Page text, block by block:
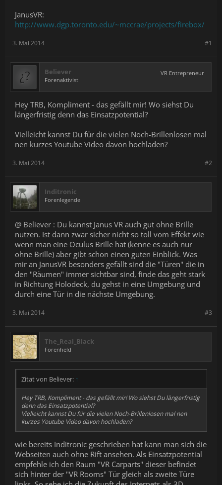
JanusVR:
http://www.dgp.toronto.edu/~mccrae/projects/firebox/
#1
3. Mai 2014
Believer
Forenaktivist
VR Entrepreneur
Hey TRB, Kompliment - das gefällt mir! Wo siehst Du
längerfristig denn das Einsatzpotential?
Vielleicht kannst Du für die vielen Noch-Brillenlosen mal
nen kurzes Youtube Video davon hochladen?
#2
3. Mai 2014
Inditronic
Forenlegende
@ Believer : Du kannst Janus VR auch gut ohne Brille
nutzen. Ist dann zwar sicher nicht so toll vom Effekt wie
wenn man eine Oculus Brille hat (kenne es auch nur
ohne Brille) aber gibt schon einen guten Einblick. Was
mir an JanusVR besonders gefällt sind die "Türen" die in
den "Räumen" immer sichtbar sind, finde das geht stark
in Richtung Holodeck, du gehst in eine Umgebung und
durch eine Tür in die nächste Umgebung.
#3
3. Mai 2014
The_Real_Black
Forenheld
Zitat von Believer: ↑
Hey TRB, Kompliment - das gefällt mir! Wo siehst Du längerfristig
denn das Einsatzpotential?
Vielleicht kannst Du für die vielen Noch-Brillenlosen mal nen
kurzes Youtube Video davon hochladen?
wie bereits Inditronic geschrieben hat kann man sich die
Webseiten auch ohne Rift ansehen. Als Einsatzpotential
empfehle ich den Raum "VR Carparts" dieser befindet
sich hinter der "VR Rooms" Tür gleich als zweite Türe